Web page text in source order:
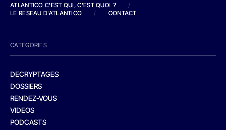
ATLANTICO C'EST QUI, C'EST QUOI ?
/
LE RESEAU D'ATLANTICO
/ CONTACT
CATEGORIES
DECRYPTAGES
DOSSIERS
RENDEZ-VOUS
VIDEOS
PODCASTS